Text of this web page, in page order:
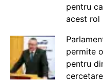
pentru
acest rol
permite
pentru